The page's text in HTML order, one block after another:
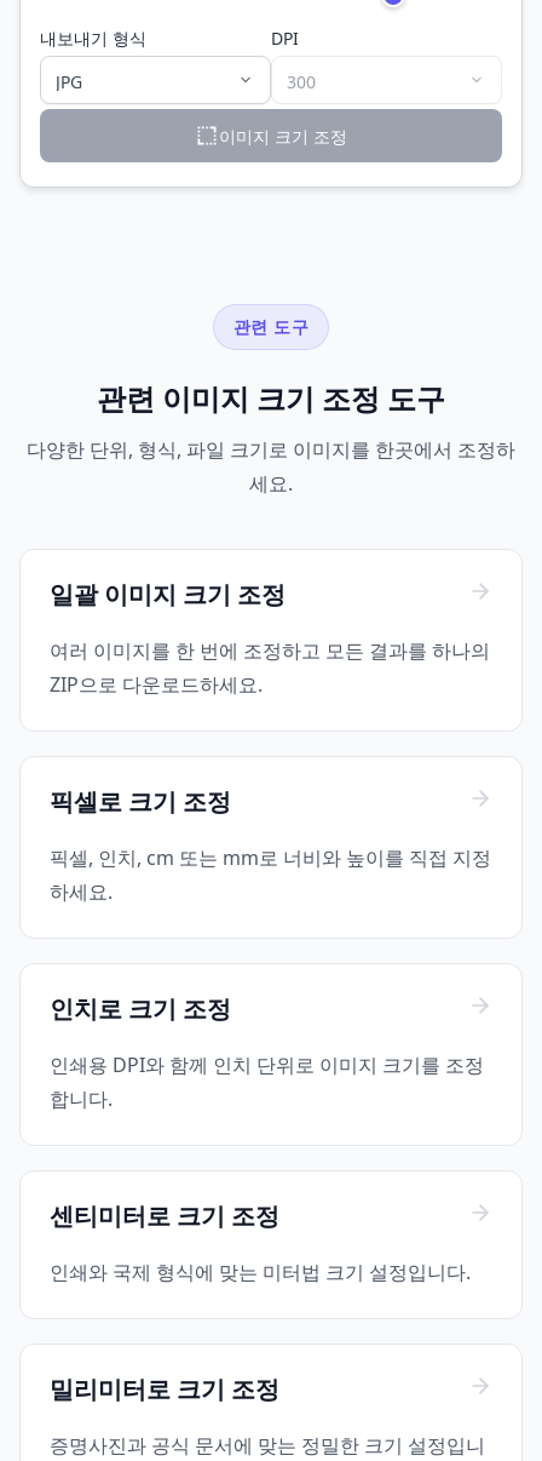
내보내기 형식 DPI
이미지 크기 조정
관련 도구
관련 이미지 크기 조정 도구
다양한 단위, 형식, 파일 크기로 이미지를 한곳에서 조정하
세요.
일괄 이미지 크기 조정
여러 이미지를 한 번에 조정하고 모든 결과를 하나의
ZIP으로 다운로드하세요.
픽셀로 크기 조정
픽셀, 인치, cm 또는 mm로 너비와 높이를 직접 지정
하세요.
인치로 크기 조정
인쇄용 DPI와 함께 인치 단위로 이미지 크기를 조정
합니다.
센티미터로 크기 조정
인쇄와 국제 형식에 맞는 미터법 크기 설정입니다.
밀리미터로 크기 조정
증명사진과 공식 문서에 맞는 정밀한 크기 설정입니